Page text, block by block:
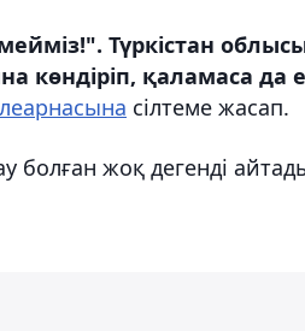
Түркістан
көндіріп, қаламаса да
сілтеме жасап.
болған жоқ дегенді